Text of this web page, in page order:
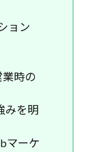
ョン
時の
みを明
マーケ